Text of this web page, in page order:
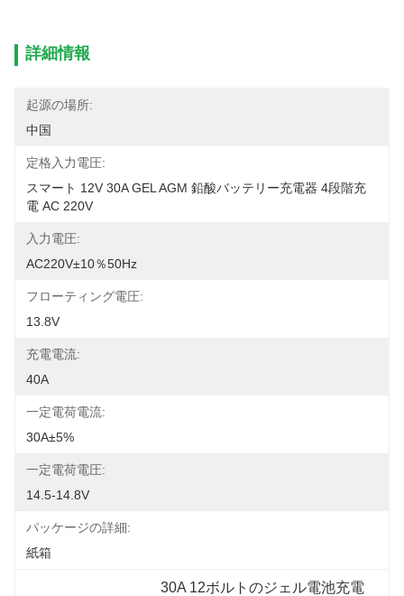
詳細情報
起源の場所:
中国
定格入力電圧:
スマート 12V 30A GEL AGM 鉛酸バッテリー充電器 4段階充
電 AC 220V
入力電圧:
AC220V±10％50Hz
フローティング電圧:
13.8V
充電電流:
40A
一定電荷電流:
30A±5%
一定電荷電圧:
14.5-14.8V
パッケージの詳細:
紙箱
30A 12ボルトのジェル電池充電